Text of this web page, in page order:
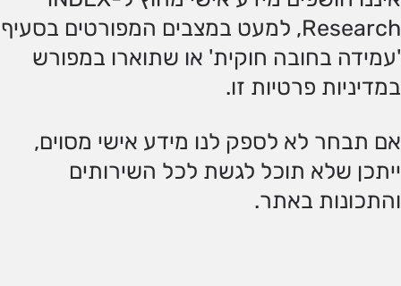
Research, למעט במצבים המפורטים בסעיף
'עמידה בחובה חוקית' או שתוארו במפורש
במדיניות פרטיות זו.
אם תבחר לא לספק לנו מידע אישי מסוים,
ייתכן שלא תוכל לגשת לכל השירותים
והתכונות באתר.